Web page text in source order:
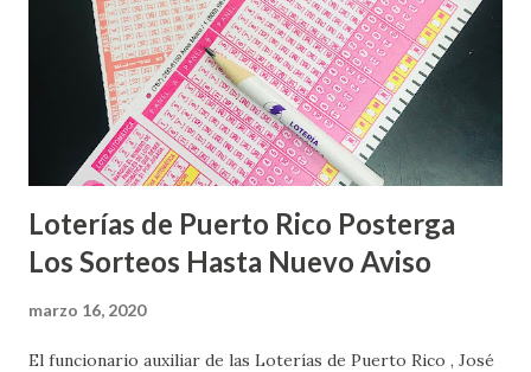
Loterías de Puerto Rico Posterga
Los Sorteos Hasta Nuevo Aviso
marzo 16, 2020
El funcionario auxiliar de las Loterías de Puerto Rico , José